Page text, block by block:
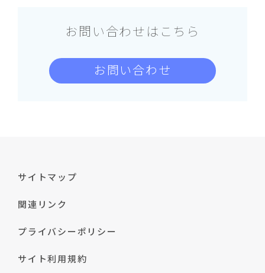
お問い合わせはこちら
お問い合わせ
サイトマップ
関連リンク
プライバシーポリシー
サイト利用規約